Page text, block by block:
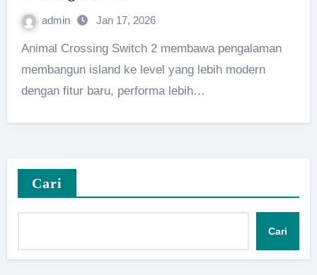
admin Jan 17, 2026
Animal Crossing Switch 2 membawa pengalaman
membangun island ke level yang lebih modern
dengan fitur baru, performa lebih…
Cari
Cari